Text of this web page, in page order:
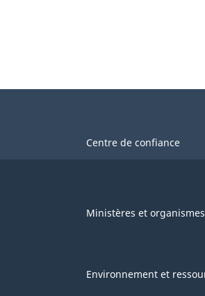
Centre de confiance
Ministères et organismes
Environnement et